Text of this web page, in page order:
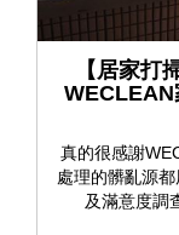
【居家打
WECLEAN
真的很感謝
處理的髒亂源
及滿意度調